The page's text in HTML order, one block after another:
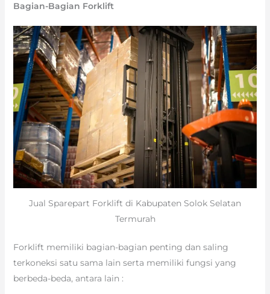
Bagian-Bagian Forklift
Jual Sparepart Forklift di Kabupaten Solok Selatan
Termurah
Forklift memiliki bagian-bagian penting dan saling
terkoneksi satu sama lain serta memiliki fungsi yang
berbeda-beda, antara lain :